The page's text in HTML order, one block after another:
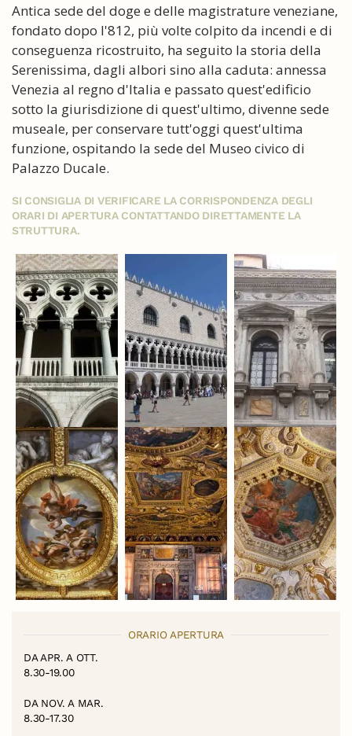
Antica sede del doge e delle magistrature veneziane,
fondato dopo l'812, più volte colpito da incendi e di
conseguenza ricostruito, ha seguito la storia della
Serenissima, dagli albori sino alla caduta: annessa
Venezia al regno d'Italia e passato quest'edificio
sotto la giurisdizione di quest'ultimo, divenne sede
museale, per conservare tutt'oggi quest'ultima
funzione, ospitando la sede del Museo civico di
Palazzo Ducale.
SI CONSIGLIA DI VERIFICARE LA CORRISPONDENZA DEGLI
ORARI DI APERTURA CONTATTANDO DIRETTAMENTE LA
STRUTTURA.
ORARIO APERTURA
DA APR. A OTT.
8.30-19.00
DA NOV. A MAR.
8.30-17.30